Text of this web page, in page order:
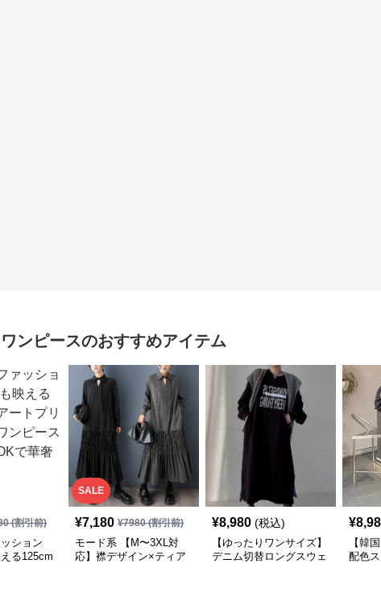
ワンピースのおすすめアイテム
(割引前)
ション
える125cm
SALE
¥7,180 ¥7980(割引前)
モード系 【M〜3XL対
応】襟デザイン×ティア
¥8,980 (税込)
【ゆったりワンサイズ】
デニム切替ロングスウェ
¥
【韓
配色